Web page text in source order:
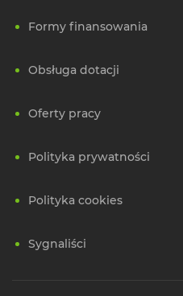
Formy finansowania
Obsługa dotacji
Oferty pracy
Polityka prywatności
Polityka cookies
Sygnaliści